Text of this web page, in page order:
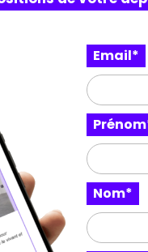
Email*
Nom*